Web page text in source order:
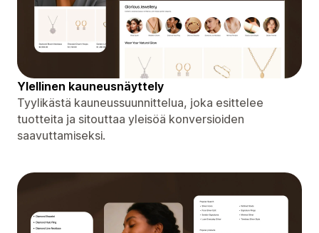
Ylellinen kauneusnäyttely
Tyylikästä kauneussuunnittelua, joka esittelee
tuotteita ja sitouttaa yleisöä konversioiden
saavuttamiseksi.